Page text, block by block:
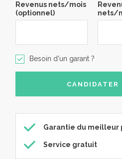
Revenus nets/mois
(optionnel)
nets/
Besoin d'un garant ?
Garantie du meilleur
Service gratuit